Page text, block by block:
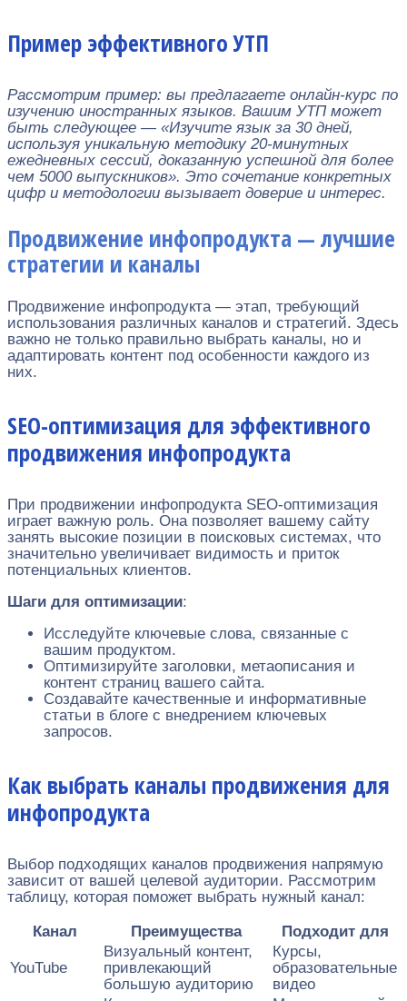
Пример эффективного УТП
Рассмотрим пример: вы предлагаете онлайн-курс по
изучению иностранных языков. Вашим УТП может
быть следующее — «Изучите язык за 30 дней,
используя уникальную методику 20-минутных
ежедневных сессий, доказанную успешной для более
чем 5000 выпускников». Это сочетание конкретных
цифр и методологии вызывает доверие и интерес.
Продвижение инфопродукта — лучшие
стратегии и каналы
Продвижение инфопродукта — этап, требующий
использования различных каналов и стратегий. Здесь
важно не только правильно выбрать каналы, но и
адаптировать контент под особенности каждого из
них.
SEO-оптимизация для эффективного
продвижения инфопродукта
При продвижении инфопродукта SEO-оптимизация
играет важную роль. Она позволяет вашему сайту
занять высокие позиции в поисковых системах, что
значительно увеличивает видимость и приток
потенциальных клиентов.
Шаги для оптимизации:
Исследуйте ключевые слова, связанные с
вашим продуктом.
Оптимизируйте заголовки, метаописания и
контент страниц вашего сайта.
Создавайте качественные и информативные
статьи в блоге с внедрением ключевых
запросов.
Как выбрать каналы продвижения для
инфопродукта
Выбор подходящих каналов продвижения напрямую
зависит от вашей целевой аудитории. Рассмотрим
таблицу, которая поможет выбрать нужный канал:
Канал
Преимущества Подходит для
YouTube
Визуальный контент,
привлекающий
большую аудиторию
Курсы,
образовательные
видео